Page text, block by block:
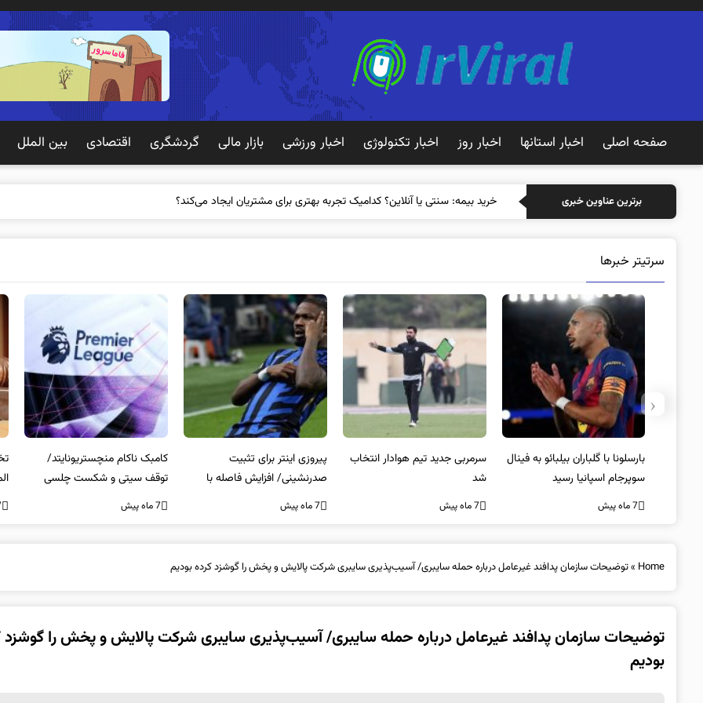
صفحه اصلی اخبار استانها اخبار روز اخبار تکنولوژی اخبار ورزشی بازار مالی گردشگری اقتصادی بین الملل
برترین عناوین خبری خرید بیمه: سنتی یا آنلاین؟ کدامیک تجربه بهتری برای مشتریان ایجاد می‌کند؟
سرتیتر خبرها
سرمربی جدید تیم هوادار انتخاب
شد
7 ماه پیش
پیروزی اینتر برای تثبیت
صدرنشینی/ افزایش فاصله با
ناپولی
7 ماه پیش
کامبک ناکام منچستریونایتد/
توقف سیتی و شکست چلسی
7 ماه پیش
تخلفات مالی در هیئت رشته‌ای
المپیکی در مازندران
7 ماه پیش 7
‹
Home
»توضیحات سازمان پدافند غیرعامل درباره حمله سایبری/ آسیب‌پذیری سایبری شرکت پالایش و پخش را گوشزد کرده بودیم
توضیحات سازمان پدافند غیرعامل درباره حمله سایبری/ آسیب‌پذیری سایبری شرکت پالایش و پخش را گوشزد
بودیم